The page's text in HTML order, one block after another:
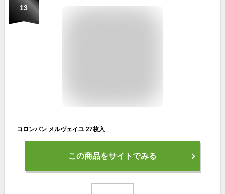
13
コロンバン メルヴェイユ 27枚入
この商品をサイトでみる